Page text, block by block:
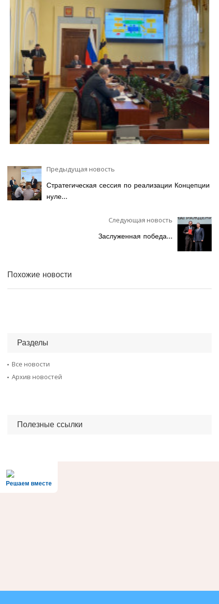
Предыдущая новость
Стратегическая сессия по реализации Концепции
нуле...
Следующая новость
Заслуженная победа...
Похожие новости
Разделы
Все новости
Архив новостей
Полезные ссылки
Решаем вместе